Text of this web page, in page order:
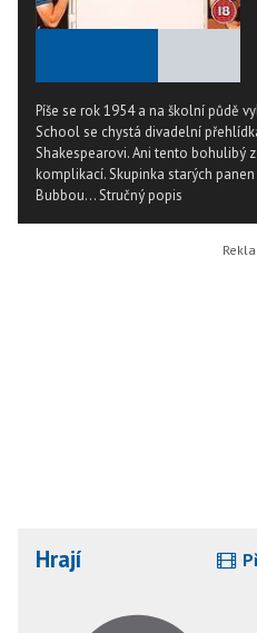
Píše se rok 1954 a na školní půdě
School se chystá divadelní
Shakespearovi. Ani tento bohulibý
komplikací. Skupinka starých
Bubbou...Stručný popis
Hrají